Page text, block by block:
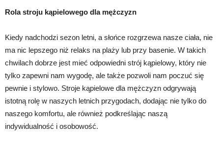
Rola stroju kąpielowego dla mężczyzn
Kiedy nadchodzi sezon letni, a słońce rozgrzewa nasze ciała, nie
ma nic lepszego niż relaks na plaży lub przy basenie. W takich
chwilach dobrze jest mieć odpowiedni strój kąpielowy, który nie
tylko zapewni nam wygodę, ale także pozwoli nam poczuć się
pewnie i stylowo. Stroje kąpielowe dla mężczyzn odgrywają
istotną rolę w naszych letnich przygodach, dodając nie tylko do
naszego komfortu, ale również podkreślając naszą
indywidualność i osobowość.